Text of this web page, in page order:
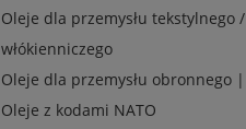
Oleje dla przemysłu tekstylnego /
włókienniczego
Oleje dla przemysłu obronnego |
Oleje z kodami NATO